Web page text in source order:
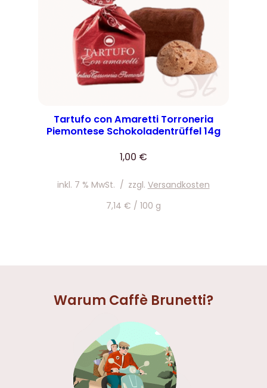
Tartufo con Amaretti Torroneria
Piemontese Schokoladentrüffel 14g
1,00 €
inkl. 7 % MwSt. / zzgl. Versandkosten
7,14 € / 100 g
Warum Caffè Brunetti?